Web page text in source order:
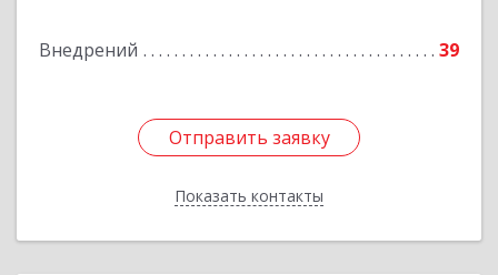
Внедрений 39
Отправить заявку
Показать контакты
Отправить заявку
Назад